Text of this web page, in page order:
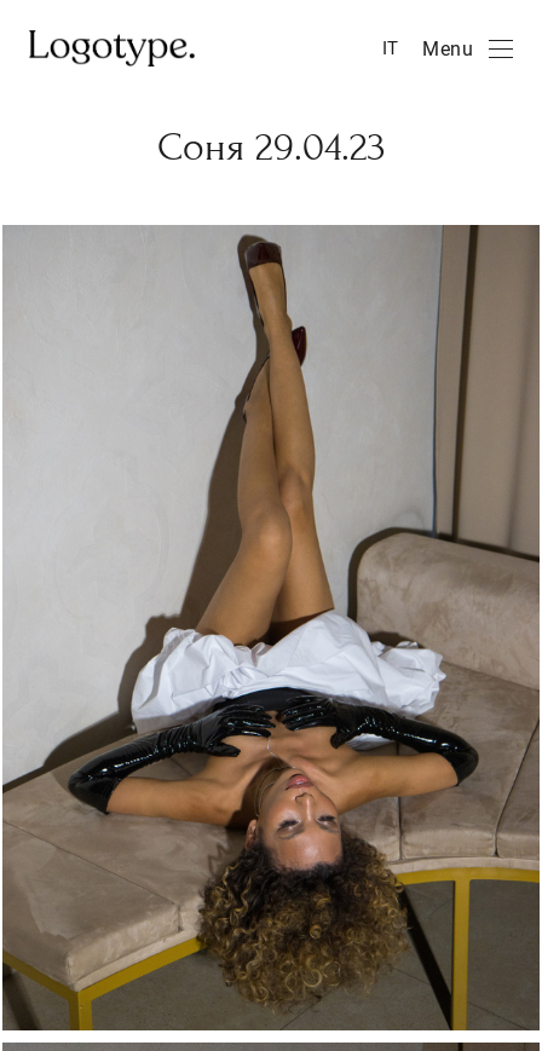
IT Menu
Соня 29.04.23